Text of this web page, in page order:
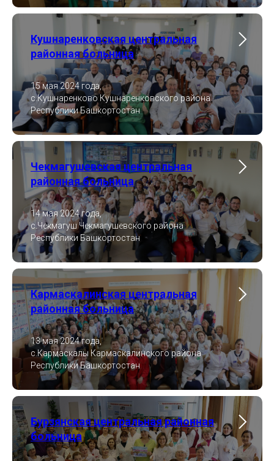
Кушнаренковская центральная
районная больница
15 мая 2024 года,
с.Кушнаренково Кушнаренковского района
Республики Башкортостан
Чекмагушевская центральная
районная больница
14 мая 2024 года,
с.Чекмагуш Чекмагушевского района
Республики Башкортостан
Кармаскалинская центральная
районная больница
13 мая 2024 года,
с.Кармаскалы Кармаскалинского района
Республики Башкортостан
Бурзянская центральная районная
больница